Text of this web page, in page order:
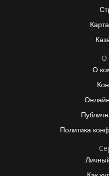
О
О
Политика